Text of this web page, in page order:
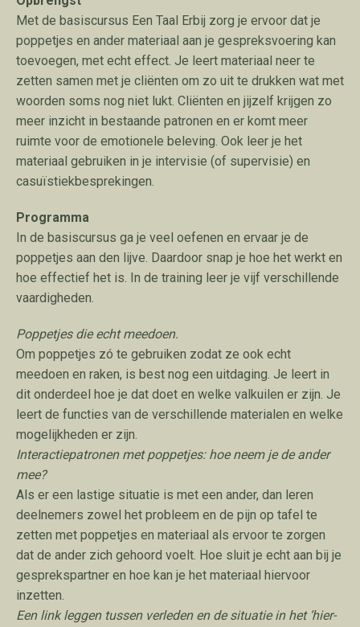
Met de basiscursus Een Taal Erbij zorg je ervoor dat je
poppetjes en ander materiaal aan je gespreksvoering kan
toevoegen, met echt effect. Je leert materiaal neer te
zetten samen met je cliënten om zo uit te drukken wat met
woorden soms nog niet lukt. Cliënten en jijzelf krijgen zo
meer inzicht in bestaande patronen en er komt meer
ruimte voor de emotionele beleving. Ook leer je het
materiaal gebruiken in je intervisie (of supervisie) en
casuïstiekbesprekingen.
Programma
In de basiscursus ga je veel oefenen en ervaar je de
poppetjes aan den lijve. Daardoor snap je hoe het werkt en
hoe effectief het is. In de training leer je vijf verschillende
vaardigheden.
Poppetjes die echt meedoen.
Om poppetjes zó te gebruiken zodat ze ook echt
meedoen en raken, is best nog een uitdaging. Je leert in
dit onderdeel hoe je dat doet en welke valkuilen er zijn. Je
leert de functies van de verschillende materialen en welke
mogelijkheden er zijn.
Interactiepatronen met poppetjes: hoe neem je de ander
mee?
Als er een lastige situatie is met een ander, dan leren
deelnemers zowel het probleem en de pijn op tafel te
zetten met poppetjes en materiaal als ervoor te zorgen
dat de ander zich gehoord voelt. Hoe sluit je echt aan bij je
gesprekspartner en hoe kan je het materiaal hiervoor
inzetten.
Een link leggen tussen verleden en de situatie in het ‘hier-